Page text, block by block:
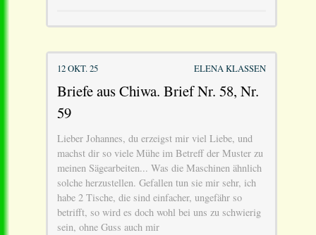
12 OKT. 25 ELENA KLASSEN
Briefe aus Chiwa. Brief Nr. 58, Nr.
59
Lieber Johannes, du erzeigst mir viel Liebe, und
machst dir so viele Mühe im Betreff der Muster zu
meinen Sägearbeiten... Was die Maschinen ähnlich
solche herzustellen. Gefallen tun sie mir sehr, ich
habe 2 Tische, die sind einfacher, ungefähr so
betrifft, so wird es doch wohl bei uns zu schwierig
sein, ohne Guss auch mir